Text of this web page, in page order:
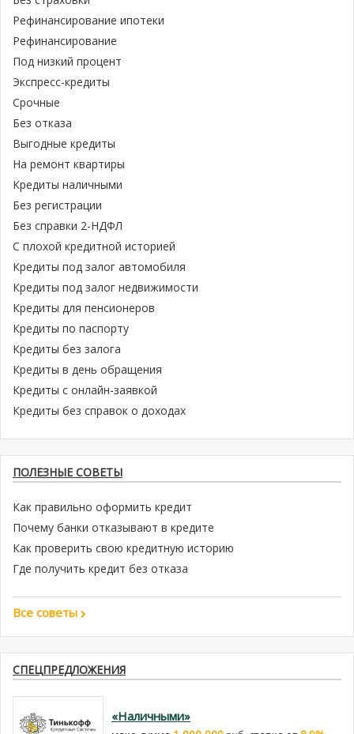
Рефинансирование ипотеки
Рефинансирование
Под низкий процент
Экспресс-кредиты
Срочные
Без отказа
Выгодные кредиты
На ремонт квартиры
Кредиты наличными
Без регистрации
Без справки 2-НДФЛ
С плохой кредитной историей
Кредиты под залог автомобиля
Кредиты под залог недвижимости
Кредиты для пенсионеров
Кредиты по паспорту
Кредиты без залога
Кредиты в день обращения
Кредиты с онлайн-заявкой
Кредиты без справок о доходах
ПОЛЕЗНЫЕ СОВЕТЫ
Как правильно оформить кредит
Почему банки отказывают в кредите
Как проверить свою кредитную историю
Где получить кредит без отказа
Все советы
СПЕЦПРЕДЛОЖЕНИЯ
«Наличными»